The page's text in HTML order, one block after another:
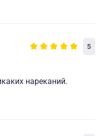
5
нареканий.